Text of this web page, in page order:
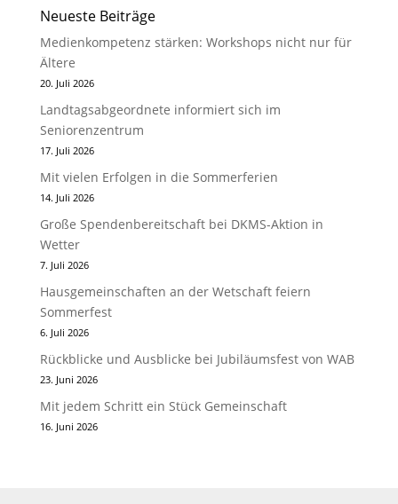
Neueste Beiträge
Medienkompetenz stärken: Workshops nicht nur für
Ältere
20. Juli 2026
Landtagsabgeordnete informiert sich im
Seniorenzentrum
17. Juli 2026
Mit vielen Erfolgen in die Sommerferien
14. Juli 2026
Große Spendenbereitschaft bei DKMS-Aktion in
Wetter
7. Juli 2026
Hausgemeinschaften an der Wetschaft feiern
Sommerfest
6. Juli 2026
Rückblicke und Ausblicke bei Jubiläumsfest von WAB
23. Juni 2026
Mit jedem Schritt ein Stück Gemeinschaft
16. Juni 2026